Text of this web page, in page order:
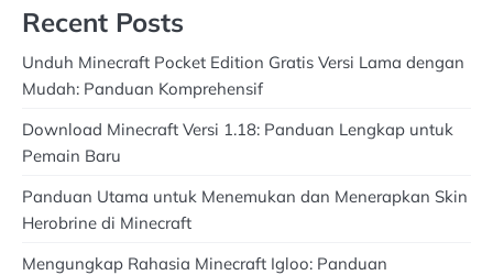
Recent Posts
Unduh Minecraft Pocket Edition Gratis Versi Lama dengan
Mudah: Panduan Komprehensif
Download Minecraft Versi 1.18: Panduan Lengkap untuk
Pemain Baru
Panduan Utama untuk Menemukan dan Menerapkan Skin
Herobrine di Minecraft
Mengungkap Rahasia Minecraft Igloo: Panduan